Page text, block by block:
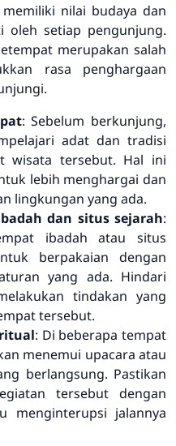
nilai budaya dan
setiap pengunjung.
merupakan salah
rasa penghargaan
: Sebelum berkunjung,
adat dan tradisi
wisata tersebut. Hal ini
lebih menghargai dan
lingkungan yang ada.
dan situs sejarah:
ibadah atau situs
berpakaian dengan
yang ada. Hindari
tindakan yang
tersebut.
: Di beberapa tempat
menemui upacara atau
berlangsung. Pastikan
tersebut dengan
menginterupsi jalannya